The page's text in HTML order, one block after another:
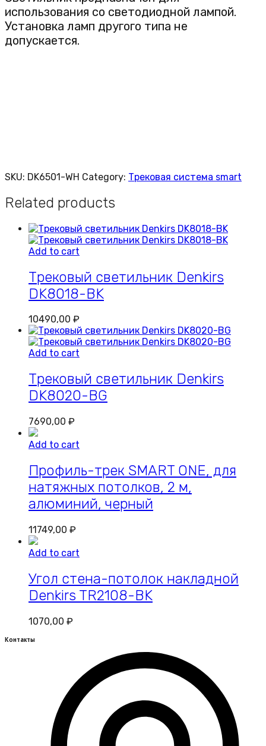
использования со светодиодной лампой.
Установка ламп другого типа не
допускается.
SKU: DK6501-WH Category: Трековая система smart
Related products
Add to cart
Трековый светильник Denkirs
DK8018-BK
10490,00 ₽
Add to cart
Трековый светильник Denkirs
DK8020-BG
7690,00 ₽
Add to cart
Профиль-трек SMART ONE, для
натяжных потолков, 2 м,
алюминий, черный
11749,00 ₽
Add to cart
Угол стена-потолок накладной
Denkirs TR2108-BK
1070,00 ₽
Контакты